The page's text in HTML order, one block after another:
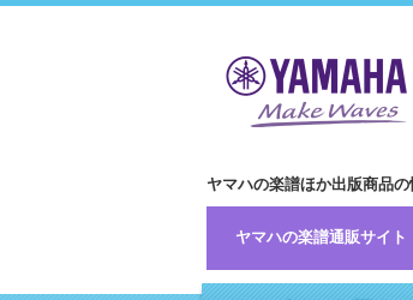
ヤマハの楽譜ほか出版商品の
ヤマハの楽譜通販サイト